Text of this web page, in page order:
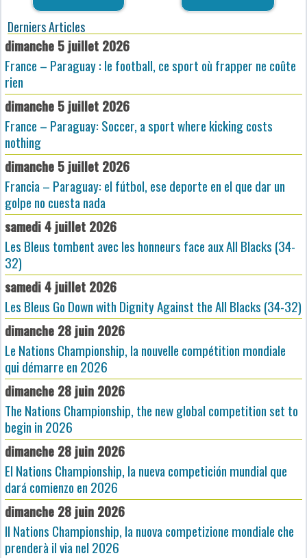
Derniers Articles
dimanche 5 juillet 2026
France – Paraguay : le football, ce sport où frapper ne coûte
rien
dimanche 5 juillet 2026
France – Paraguay: Soccer, a sport where kicking costs
nothing
dimanche 5 juillet 2026
Francia – Paraguay: el fútbol, ese deporte en el que dar un
golpe no cuesta nada
samedi 4 juillet 2026
Les Bleus tombent avec les honneurs face aux All Blacks (34-
32)
samedi 4 juillet 2026
Les Bleus Go Down with Dignity Against the All Blacks (34-32)
dimanche 28 juin 2026
Le Nations Championship, la nouvelle compétition mondiale
qui démarre en 2026
dimanche 28 juin 2026
The Nations Championship, the new global competition set to
begin in 2026
dimanche 28 juin 2026
El Nations Championship, la nueva competición mundial que
dará comienzo en 2026
dimanche 28 juin 2026
Il Nations Championship, la nuova competizione mondiale che
prenderà il via nel 2026